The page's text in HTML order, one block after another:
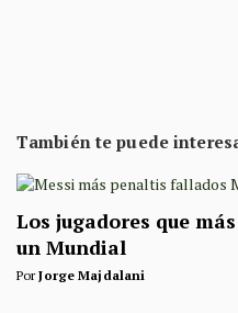
También te puede
Los jugadores que
un Mundial
PorJorge Majdalani